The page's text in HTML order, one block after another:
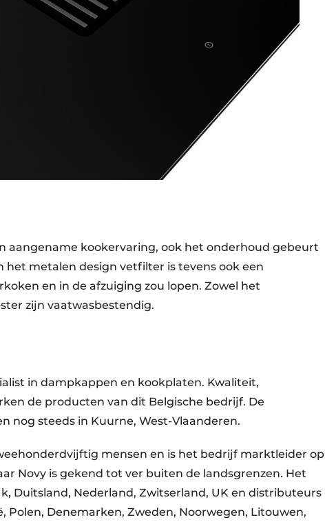
aangename kookervaring, ook het onderhoud gebeurt
metalen design vetfilter is tevens ook een
en in de afzuiging zou lopen. Zowel het
zijn vaatwasbestendig.
in dampkappen en kookplaten. Kwaliteit,
de producten van dit Belgische bedrijf. De
nog steeds in Kuurne, West-Vlaanderen.
mensen en is het bedrijf marktleider op
Novy is gekend tot ver buiten de landsgrenzen. Het
Duitsland, Nederland, Zwitserland, UK en distributeurs
Polen, Denemarken, Zweden, Noorwegen, Litouwen,